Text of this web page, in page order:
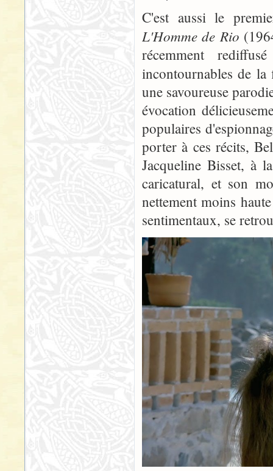
C'est aussi le
L'Homme de Rio
récemment
incontournables de
une savoureuse
évocation
populaires
porter à ces récits,
Jacqueline Bisset, à
caricatural, et son
nettement moins
sentimentaux, se